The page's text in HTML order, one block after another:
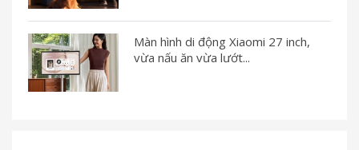
Màn hình di động Xiaomi 27 inch,
vừa nấu ăn vừa lướt...